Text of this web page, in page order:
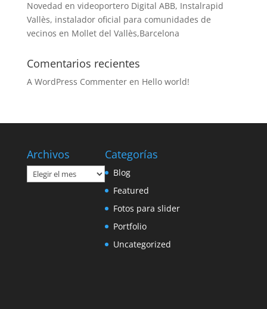
Novedad en videoportero Digital ABB, Instalrapid
Vallès, instalador oficial para comunidades de
vecinos en Mollet del Vallès,Barcelona
Comentarios recientes
A WordPress Commenteren Hello world!
Archivos
Archivos
Categorías
Blog
Featured
Fotos para slider
Portfolio
Uncategorized